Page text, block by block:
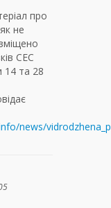
про
не
СЕС
14 та 28
news/